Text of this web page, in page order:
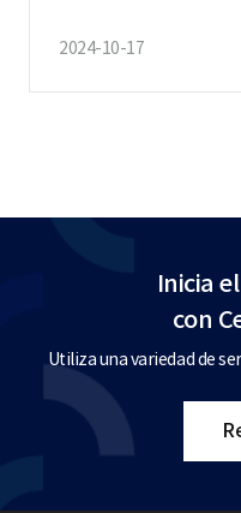
2024-10-17
Inicia
con
Utiliza una variedad de